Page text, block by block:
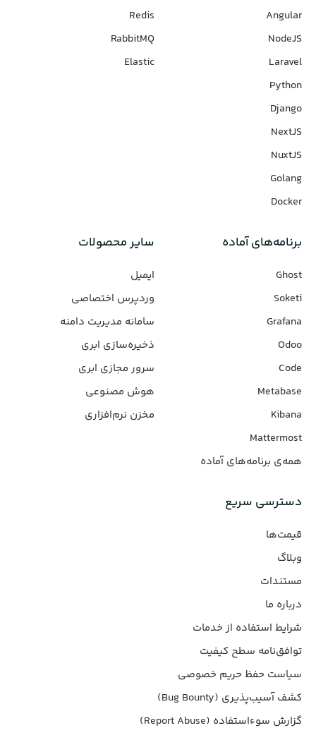
Angular
NodeJS
Laravel
Python
Django
NextJS
NuxtJS
Golang
Docker
Redis
RabbitMQ
Elastic
برنامه‌های‌ آماده
Ghost
Soketi
Grafana
Odoo
Code
Metabase
Kibana
Mattermost
همه‌ی برنامه‌های آماده
سایر محصولات
ایمیل
وردپرس‌ اختصاصی
سامانه مدیریت دامنه
ذخیره‌سازی ابری
سرور مجازی ابری
هوش مصنوعی
مخزن نرم‌افزاری
دسترسی سریع
قیمت‌ها
وبلاگ
مستندات
درباره ما
شرایط استفاده از خدمات
توافق‌نامه سطح کیفیت
سیاست حفظ حریم خصوصی
کشف آسیب‌پذیری (Bug Bounty)
گزارش سوءاستفاده (Report Abuse)